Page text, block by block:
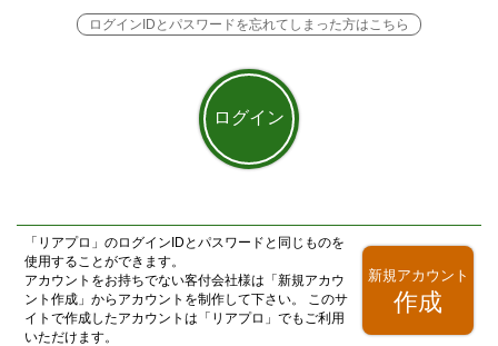
ログインIDとパスワードを忘れてしまった方はこちら
ログイン
「 リアプロ 」のログインIDとパスワードと同じものを
使用することができます。
アカウントをお持ちでない客付会社様は「新規アカウ
ント作成」からアカウントを制作して下さい。 このサ
イトで作成したアカウントは「 リアプロ 」でもご利用
いただけます。
新規アカウント
作成